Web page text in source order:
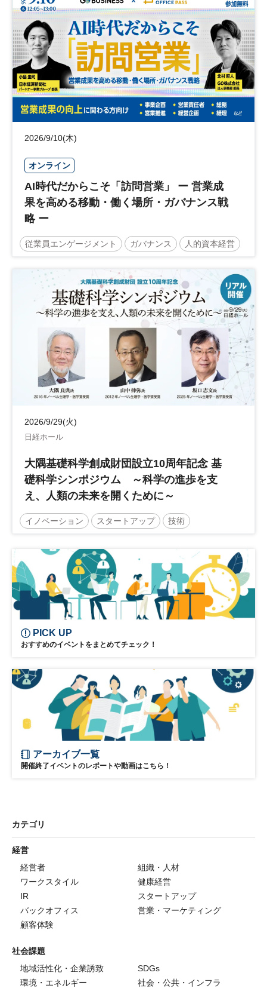
2026/9/10(木)
オンライン
AI時代だからこそ「訪問営業」 ー 営業成
果を高める移動・働く場所・ガバナンス戦
略 ー
従業員エンゲージメント ガバナンス 人的資本経営
営業戦略 働き方改革 参加無料
2026/9/29(火)
日経ホール
大隅基礎科学創成財団設立10周年記念 基
礎科学シンポジウム ～科学の進歩を支
え、人類の未来を開くために～
イノベーション スタートアップ 技術
PICK UP
おすすめのイベントをまとめてチェック！
アーカイブ一覧
開催終了イベントのレポートや動画はこちら！
カテゴリ
経営
経営者
組織・人材
ワークスタイル
健康経営
IR
スタートアップ
バックオフィス
営業・マーケティング
顧客体験
社会課題
地域活性化・企業誘致
SDGs
環境・エネルギー
社会・公共・インフラ